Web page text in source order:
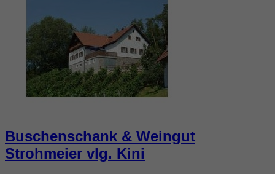
Buschenschank & Weingut
Strohmeier vlg. Kini